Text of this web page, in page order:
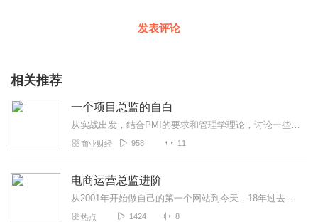
发表评论
相关推荐
一个项目总监的自白
从实战出发，结合PMI的要求和管理学理论，讨论一些项目管理的哲学问题。不是培训，也不是为了考试。作者不是讲师。讨论内容涉及诸多个人观点。非喜勿喷。
商业财经 958 11
电商运营总监进阶
从2001年开始做自己的第一个网站到今天，18年过去了，从技术代码到产品原型，从SEM账户关键词优化到SEO整站优化，从平台推广到精细化运营……时代在变，懈怠就...
热点 1424 8